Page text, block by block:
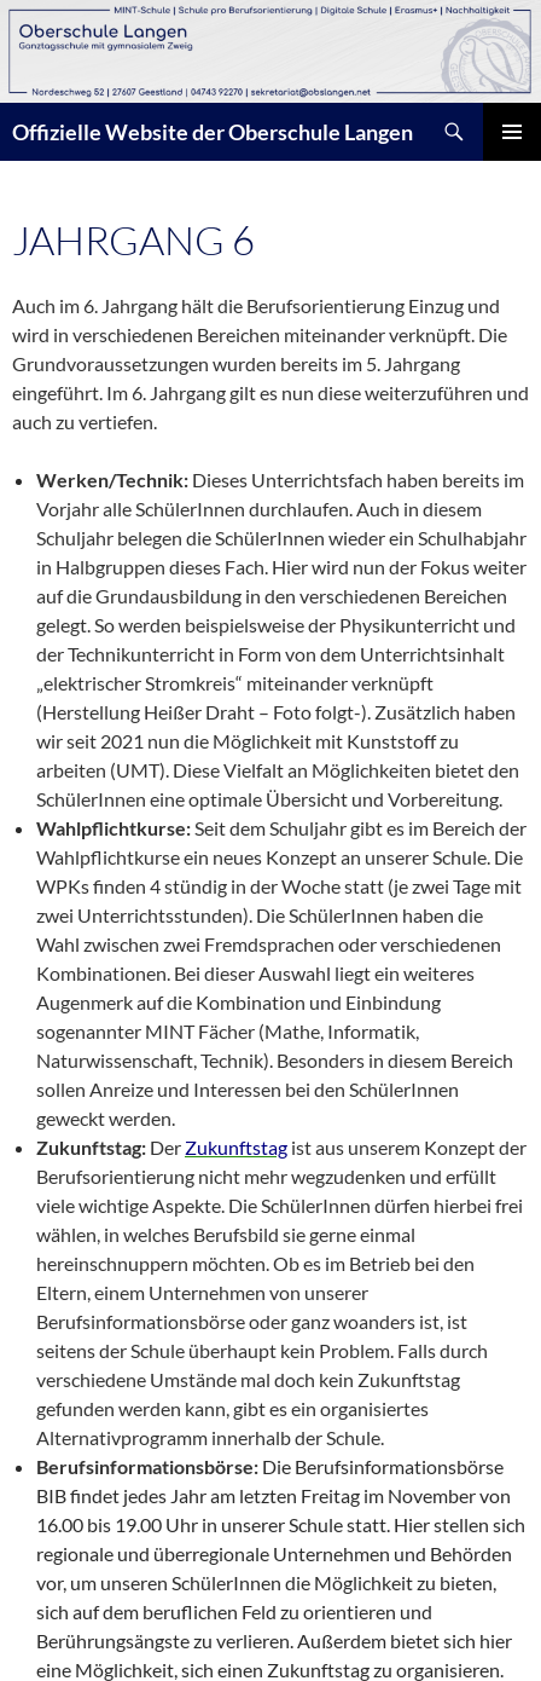
Zum
Inhalt
Offizielle Website der Oberschule Langen
JAHRGANG 6
Auch im 6. Jahrgang hält die Berufsorientierung Einzug und
wird in verschiedenen Bereichen miteinander verknüpft. Die
Grundvoraussetzungen wurden bereits im 5. Jahrgang
eingeführt. Im 6. Jahrgang gilt es nun diese weiterzuführen und
auch zu vertiefen.
Werken/Technik: Dieses Unterrichtsfach haben bereits im
Vorjahr alle SchülerInnen durchlaufen. Auch in diesem
Schuljahr belegen die SchülerInnen wieder ein Schulhabjahr
in Halbgruppen dieses Fach. Hier wird nun der Fokus weiter
auf die Grundausbildung in den verschiedenen Bereichen
gelegt. So werden beispielsweise der Physikunterricht und
der Technikunterricht in Form von dem Unterrichtsinhalt
„elektrischer Stromkreis“ miteinander verknüpft
(Herstellung Heißer Draht – Foto folgt-). Zusätzlich haben
wir seit 2021 nun die Möglichkeit mit Kunststoff zu
arbeiten (UMT). Diese Vielfalt an Möglichkeiten bietet den
SchülerInnen eine optimale Übersicht und Vorbereitung.
Wahlpflichtkurse:Seit dem Schuljahr gibt es im Bereich der
Wahlpflichtkurse ein neues Konzept an unserer Schule. Die
WPKs finden 4 stündig in der Woche statt (je zwei Tage mit
zwei Unterrichtsstunden). Die SchülerInnen haben die
Wahl zwischen zwei Fremdsprachen oder verschiedenen
Kombinationen. Bei dieser Auswahl liegt ein weiteres
Augenmerk auf die Kombination und Einbindung
sogenannter MINT Fächer (Mathe, Informatik,
Naturwissenschaft, Technik). Besonders in diesem Bereich
sollen Anreize und Interessen bei den SchülerInnen
geweckt werden.
Zukunftstag: Der Zukunftstag ist aus unserem Konzept der
Berufsorientierung nicht mehr wegzudenken und erfüllt
viele wichtige Aspekte. Die SchülerInnen dürfen hierbei frei
wählen, in welches Berufsbild sie gerne einmal
hereinschnuppern möchten. Ob es im Betrieb bei den
Eltern, einem Unternehmen von unserer
Berufsinformationsbörse oder ganz woanders ist, ist
seitens der Schule überhaupt kein Problem. Falls durch
verschiedene Umstände mal doch kein Zukunftstag
gefunden werden kann, gibt es ein organisiertes
Alternativprogramm innerhalb der Schule.
Berufsinformationsbörse: Die Berufsinformationsbörse
BIB findet jedes Jahr am letzten Freitag im November von
16.00 bis 19.00 Uhr in unserer Schule statt. Hier stellen sich
regionale und überregionale Unternehmen und Behörden
vor, um unseren SchülerInnen die Möglichkeit zu bieten,
sich auf dem beruflichen Feld zu orientieren und
Berührungsängste zu verlieren. Außerdem bietet sich hier
eine Möglichkeit, sich einen Zukunftstag zu organisieren.